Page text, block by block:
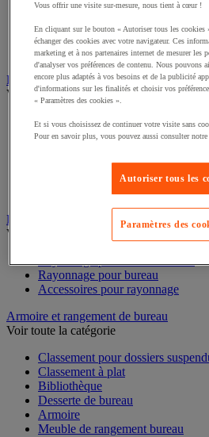
Tapis de bureau antifatigue
Tapis de protection des sols
Caillebotis espaces collectifs
Tapis d'entrée
Papeterie et fournitures de bureau
Voir toute la catégorie
Cahier, bloc et Post-it®
Agenda, calendrier et sous-mains
Papier, fiche Bristol et carte de
Enveloppe et traitement du
Rayonnage de bureau
Voir toute la catégorie
Rayonnage pour bureau
Accessoires pour rayonnage
Armoire et rangement de bureau
Voir toute la catégorie
Classement pour dossiers
Classement à plat
Bibliothèque
Desserte de bureau
Armoire
Meuble de rangement bureau
Vous offrir une visite sur-mesure, nous tient à cœur !
En cliquant sur le bouton « Autoriser tous les
échanger des cookies avec votre navigateur. Ces
marketing et à nos partenaires internet de mesurer les
d'analyser vos préférences de contenu. Nous pouvons
encore plus adaptés à vos besoins et de la publicité
d'informations sur les finalités et choisir vos
« Paramètres des cookies ».
Et si vous choisissez de continuer votre visite sans
Pour en savoir plus, vous pouvez aussi consulter notre
Autoriser tous les
Paramètres des